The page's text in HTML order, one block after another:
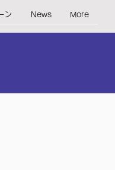
ン News More